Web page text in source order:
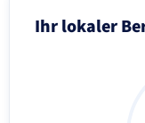
Ihr lokaler